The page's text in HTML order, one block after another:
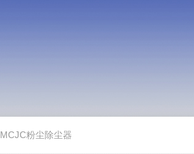
MCJC粉尘除尘器